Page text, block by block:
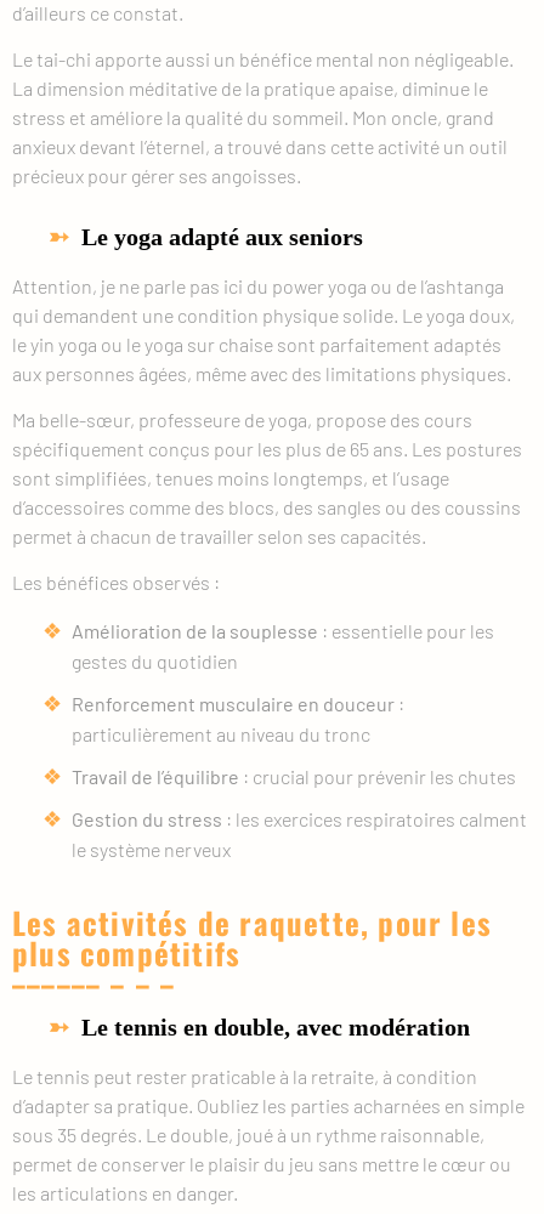
d’ailleurs ce constat.
Le tai-chi apporte aussi un bénéfice mental non négligeable.
La dimension méditative de la pratique apaise, diminue le
stress et améliore la qualité du sommeil. Mon oncle, grand
anxieux devant l’éternel, a trouvé dans cette activité un outil
précieux pour gérer ses angoisses.
Le yoga adapté aux seniors
Attention, je ne parle pas ici du power yoga ou de l’ashtanga
qui demandent une condition physique solide. Le yoga doux,
le yin yoga ou le yoga sur chaise sont parfaitement adaptés
aux personnes âgées, même avec des limitations physiques.
Ma belle-sœur, professeure de yoga, propose des cours
spécifiquement conçus pour les plus de 65 ans. Les postures
sont simplifiées, tenues moins longtemps, et l’usage
d’accessoires comme des blocs, des sangles ou des coussins
permet à chacun de travailler selon ses capacités.
Les bénéfices observés :
Amélioration de la souplesse : essentielle pour les
gestes du quotidien
Renforcement musculaire en douceur :
particulièrement au niveau du tronc
Travail de l’équilibre : crucial pour prévenir les chutes
Gestion du stress : les exercices respiratoires calment
le système nerveux
Les activités de raquette, pour les
plus compétitifs
Le tennis en double, avec modération
Le tennis peut rester praticable à la retraite, à condition
d’adapter sa pratique. Oubliez les parties acharnées en simple
sous 35 degrés. Le double, joué à un rythme raisonnable,
permet de conserver le plaisir du jeu sans mettre le cœur ou
les articulations en danger.